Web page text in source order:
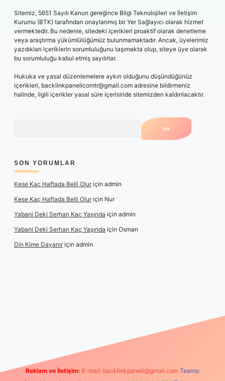
Sitemiz, 5651 Sayılı Kanun gereğince Bilgi Teknolojileri ve İletişim
Kurumu (BTK) tarafından onaylanmış bir Yer Sağlayıcı olarak hizmet
vermektedir. Bu nedenle, sitedeki içerikleri proaktif olarak denetleme
veya araştırma yükümlülüğümüz bulunmamaktadır. Ancak, üyelerimiz
yazdıkları içeriklerin sorumluluğunu taşımakta olup, siteye üye olarak
bu sorumluluğu kabul etmiş sayılırlar.
Hukuka ve yasal düzenlemelere aykırı olduğunu düşündüğünüz
içerikleri, backlinkpanelicomtr@gmail.com adresine bildirmeniz
halinde, ilgili içerikler yasal süre içerisinde sitemizden kaldırılacaktır.
SON YORUMLAR
Kese Kaç Haftada Belli Oluriçin admin
Kese Kaç Haftada Belli Oluriçin Nur
Yabani Deki Serhan Kaç Yaşında için admin
Yabani Deki Serhan Kaç Yaşında için Osman
Din Kime Dayanıriçin admin
Reklam ve İletişim: E-mail: backlinkpaneli@gmail.com Teams: